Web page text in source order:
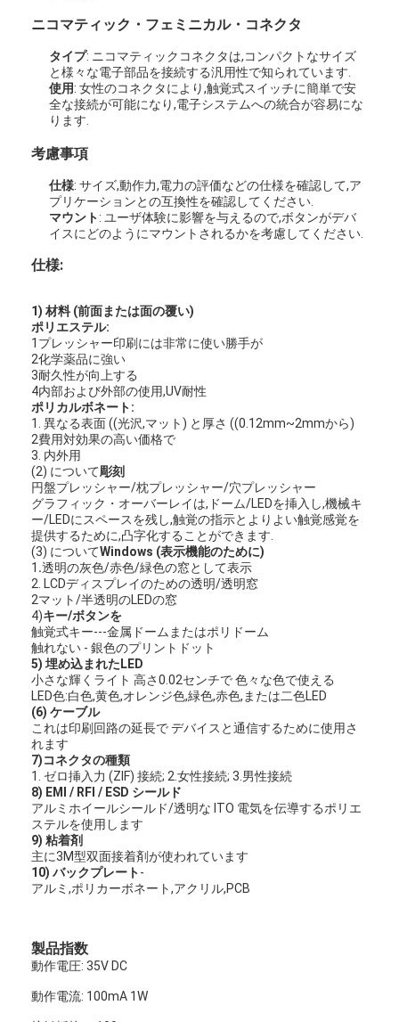
家へ
製品
ビデオ
VRショー
わたしたち に つい て
工場 ツアー
品質管理
連絡 ください
ニュース
引金 を 求め て ください
LEDの膜スイッチ
蝕知の膜スイッチ
ニコマティック・フェミニカル・コネクタ
タイプ: ニコマティックコネクタは,コンパクトなサイズ
と様々な電子部品を接続する汎用性で知られています.
使用: 女性のコネクタにより,触覚式スイッチに簡単で安
全な接続が可能になり,電子システムへの統合が容易にな
ります.
考慮事項
仕様: サイズ,動作力,電力の評価などの仕様を確認して,ア
プリケーションとの互換性を確認してください.
マウント: ユーザ体験に影響を与えるので,ボタンがデバ
イスにどのようにマウントされるかを考慮してください.
仕様:
1) 材料 (前面または面の覆い)
ポリエステル:
1プレッシャー印刷には非常に使い勝手が
2化学薬品に強い
3耐久性が向上する
4内部および外部の使用,UV耐性
ポリカルボネート:
1. 異なる表面 ((光沢,マット) と厚さ ((0.12mm~2mmから)
2費用対効果の高い価格で
3. 内外用
(2) について彫刻
円盤プレッシャー/枕プレッシャー/穴プレッシャー
グラフィック・オーバーレイは,ドーム/LEDを挿入し,機械キ
ー/LEDにスペースを残し,触覚の指示とよりよい触覚感覚を
提供するために,凸字化することができます.
(3) についてWindows (表示機能のために)
1 .透明の灰色/赤色/緑色の窓として表示
2. LCDディスプレイのための透明/透明窓
2マット/半透明のLEDの窓
4)キー/ボタンを
触覚式キー---金属ドームまたはポリドーム
触れない - 銀色のプリントドット
5) 埋め込まれたLED
小さな輝くライト 高さ0.02センチで 色々な色で使える
LED色:白色,黄色,オレンジ色,緑色,赤色,または二色LED
(6) ケーブル
これは印刷回路の延長で デバイスと通信するために使用さ
れます
7)コネクタの種類
1. ゼロ挿入力 (ZIF) 接続; 2.女性接続; 3.男性接続
8) EMI / RFI / ESD シールド
アルミホイールシールド/透明な ITO 電気を伝導するポリエ
ステルを使用します
9) 粘着剤
主に3M型双面接着剤が使われています
10) バックプレート-
アルミ,ポリカーボネート,アクリル,PCB
製品指数
動作電圧: 35V DC
動作電流: 100mA 1W